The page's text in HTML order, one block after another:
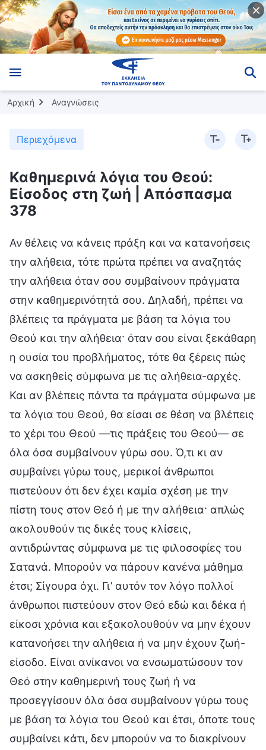
Αρχική Αναγνώσεις
Περιεχόμενα
Καθημερινά λόγια του Θεού:
Είσοδος στη ζωή | Απόσπασμα
378
Αν θέλεις να κάνεις πράξη και να κατανοήσεις
την αλήθεια, τότε πρώτα πρέπει να αναζητάς
την αλήθεια όταν σου συμβαίνουν πράγματα
στην καθημερινότητά σου. Δηλαδή, πρέπει να
βλέπεις τα πράγματα με βάση τα λόγια του
Θεού και την αλήθεια· όταν σου είναι ξεκάθαρη
η ουσία του προβλήματος, τότε θα ξέρεις πώς
να ασκηθείς σύμφωνα με τις αλήθεια-αρχές.
Και αν βλέπεις πάντα τα πράγματα σύμφωνα με
τα λόγια του Θεού, θα είσαι σε θέση να βλέπεις
το χέρι του Θεού —τις πράξεις του Θεού— σε
όλα όσα συμβαίνουν γύρω σου. Ό,τι κι αν
συμβαίνει γύρω τους, μερικοί άνθρωποι
πιστεύουν ότι δεν έχει καμία σχέση με την
πίστη τους στον Θεό ή με την αλήθεια· απλώς
ακολουθούν τις δικές τους κλίσεις,
αντιδρώντας σύμφωνα με τις φιλοσοφίες του
Σατανά. Μπορούν να πάρουν κανένα μάθημα
έτσι; Σίγουρα όχι. Γι’ αυτόν τον λόγο πολλοί
άνθρωποι πιστεύουν στον Θεό εδώ και δέκα ή
είκοσι χρόνια και εξακολουθούν να μην έχουν
κατανοήσει την αλήθεια ή να μην έχουν ζωή-
είσοδο. Είναι ανίκανοι να ενσωματώσουν τον
Θεό στην καθημερινή τους ζωή ή να
προσεγγίσουν όλα όσα συμβαίνουν γύρω τους
με βάση τα λόγια του Θεού και έτσι, όποτε τους
συμβαίνει κάτι, δεν μπορούν να το διακρίνουν